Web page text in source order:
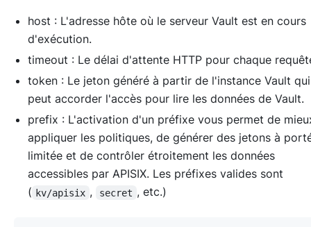
host : L'adresse hôte où le serveur Vault est en cours
d'exécution.
timeout : Le délai d'attente HTTP pour chaque
token : Le jeton généré à partir de l'instance Vault qui
peut accorder l'accès pour lire les données de Vault.
prefix : L'activation d'un préfixe vous permet de
appliquer les politiques, de générer des jetons à
limitée et de contrôler étroitement les données
accessibles par APISIX. Les préfixes valides sont
( kv/apisix , secret , etc.)